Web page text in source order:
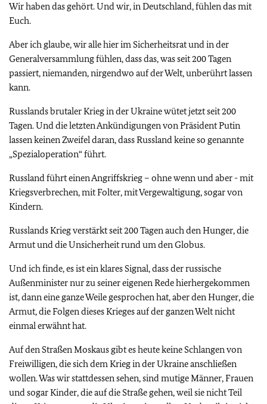
Wir haben das gehört. Und wir, in Deutschland, fühlen das mit
Euch.
Aber ich glaube, wir alle hier im Sicherheitsrat und in der
Generalversammlung fühlen, dass das, was seit 200 Tagen
passiert, niemanden, nirgendwo auf der Welt, unberührt lassen
kann.
Russlands brutaler Krieg in der Ukraine wütet jetzt seit 200
Tagen. Und die letzten Ankündigungen von Präsident Putin
lassen keinen Zweifel daran, dass Russland keine so genannte
„Spezialoperation“ führt.
Russland führt einen Angriffskrieg – ohne wenn und aber - mit
Kriegsverbrechen, mit Folter, mit Vergewaltigung, sogar von
Kindern.
Russlands Krieg verstärkt seit 200 Tagen auch den Hunger, die
Armut und die Unsicherheit rund um den Globus.
Und ich finde, es ist ein klares Signal, dass der russische
Außenminister nur zu seiner eigenen Rede hierhergekommen
ist, dann eine ganze Weile gesprochen hat, aber den Hunger, die
Armut, die Folgen dieses Krieges auf der ganzen Welt nicht
einmal erwähnt hat.
Auf den Straßen Moskaus gibt es heute keine Schlangen von
Freiwilligen, die sich dem Krieg in der Ukraine anschließen
wollen. Was wir stattdessen sehen, sind mutige Männer, Frauen
und sogar Kinder, die auf die Straße gehen, weil sie nicht Teil